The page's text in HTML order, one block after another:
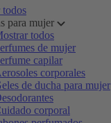
todos
para mujer
todos
de mujer
capilar
corporales
de ducha para mujer
corporal